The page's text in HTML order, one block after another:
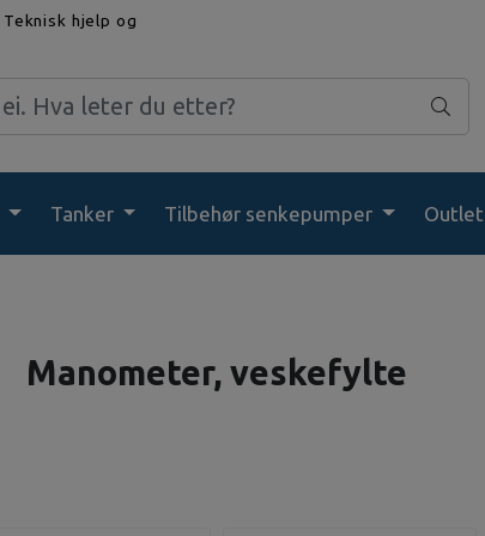
Teknisk hjelp og
Tanker Tilbehør senkepumper Outlet
Manometer, veskefylte